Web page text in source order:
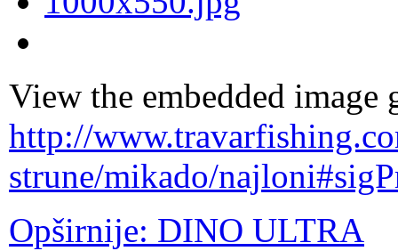
View the embedded image
http://
strune/mikado/
Opširnije: DINO ULTRA